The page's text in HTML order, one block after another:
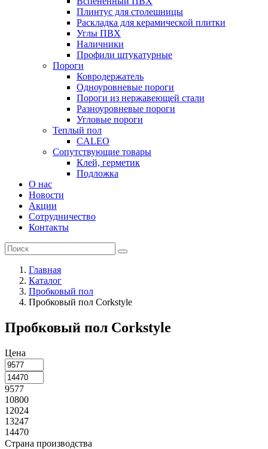
Плинтус для столешницы
Раскладка для керамической плитки
Углы ПВХ
Наличники
Профили штукатурные
Пороги
Ковродержатель
Одноуровневые пороги
Пороги из нержавеющей стали
Разноуровневые пороги
Угловые пороги
Теплый пол
CALEO
Сопутствующие товары
Клей, герметик
Подложка
О нас
Новости
Акции
Сотрудничество
Контакты
Главная
Каталог
Пробковый пол
Пробковый пол Corkstyle
Пробковый пол Corkstyle
Цена
9577
10800
12024
13247
14470
Страна производства